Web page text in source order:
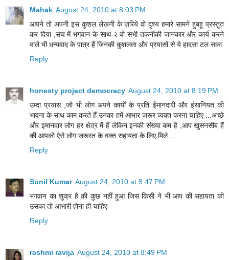
Mahak August 24, 2010 at 8:03 PM
आपने तो अपनी इस कुशल लेखनी के ज़रिये वो दृश्य हमारे सामने हुबहू प्रस्तुत
कर दिया ,सच में भगवान के साथ-२ वो सभी तकनीकी जानकार और कार्य करने
वाले भी धन्यवाद के पात्र हैं जिनकी कुशलता और प्रयासों से ये हादसा टल सका
Reply
honesty project democracy August 24, 2010 at 8:19 PM
उम्दा प्रयास ,जो भी लोग अपने कार्यों के प्रति ईमानदारी और इंसानियत की
भावना के साथ काम करते हैं उनका हमें आभार जरूर व्यक्त करना चाहिए ...अच्छे
और इमानदार लोग हर क्षेत्र में हैं लेकिन इनकी संख्या कम है ,आप खुसनसीब हैं
की आपको ऐसे लोग जरूरत के वक्त सहायता के लिए मिले ...
Reply
Sunil Kumar August 24, 2010 at 8:47 PM
भगवान का शुक्र है की कुछ नहीं हुआ जिस किसी ने भी आप की सहायता की
उसका तो आभारी होना ही चाहिए
Reply
rashmi ravija August 24, 2010 at 8:49 PM